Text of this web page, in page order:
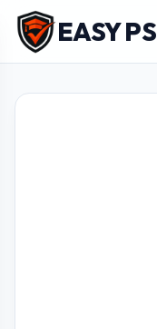
EASY